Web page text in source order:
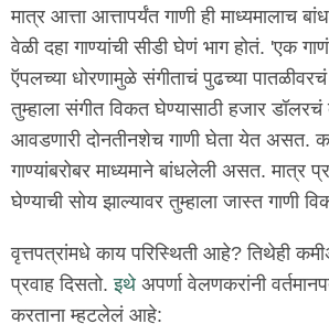
मात्र आत्ता आत्तापर्यंत गाणी ही माध्यमालाच
वेळी दहा गाण्यांची सीडी घेणं भाग होतं. 'एक
ऍपलच्या धोरणामुळे संगीताचं पुढच्या
तुम्हाला संगीत विकत घेण्यासाठी हजार
आवडणारी दोनतीनशेच गाणी घेता येत असत.
गाण्यांबरोबर माध्यमाने बांधलेली असत. मात्र
घेण्याची सोय झाल्यावर तुम्हाला जास्त गाणी
वृत्तपत्रांमधे काय परिस्थिती आहे? तिथेही
प्रवाह दिसतो.इथे अपर्णा वेलणकरांनी
करताना म्हटलेलं आहे: